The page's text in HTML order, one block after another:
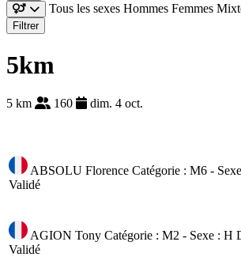
Tous les sexes Hommes Femmes
Filtrer
5km
5 km 160
dim. 4 oct.
ABSOLU Florence Catégorie : M6 -
Validé
AGION Tony Catégorie : M2 - Sexe : H
Validé